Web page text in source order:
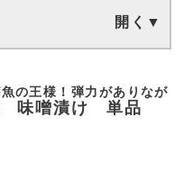
の王様！弾力がありなが
味噌漬け 単品